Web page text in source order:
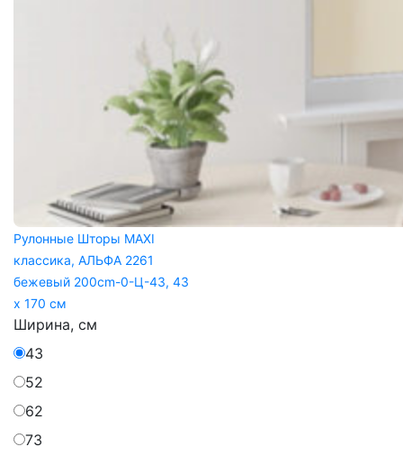
Рулонные Шторы MAXI
классика, АЛЬФА 2261
бежевый 200cm-0-Ц-43, 43
x 170 см
Ширина, см
43
52
62
73